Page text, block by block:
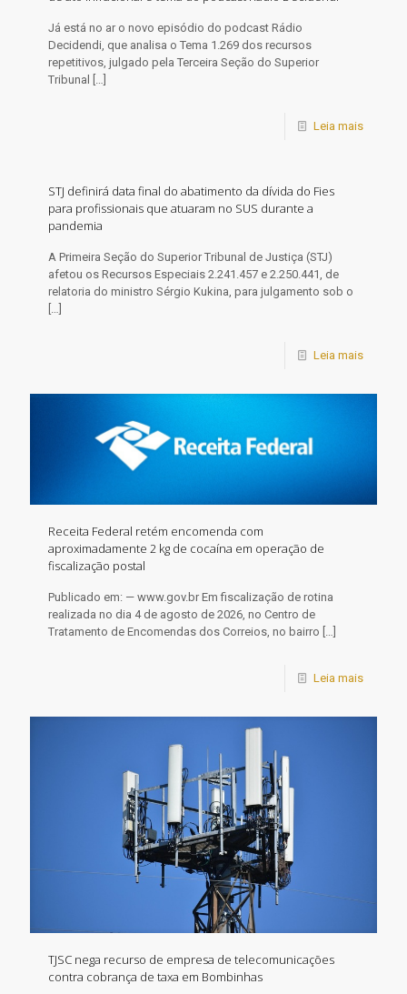
​Já está no ar o novo episódio do podcast Rádio
Decidendi, que analisa o Tema 1.269 dos recursos
repetitivos, julgado pela Terceira Seção do Superior
Tribunal
Leia mais
STJ definirá data final do abatimento da dívida do Fies
para profissionais que atuaram no SUS durante a
pandemia
​A Primeira Seção do Superior Tribunal de Justiça (STJ)
afetou os Recursos Especiais 2.241.457 e 2.250.441, de
relatoria do ministro Sérgio Kukina, para julgamento sob o
Leia mais
Receita Federal retém encomenda com
aproximadamente 2 kg de cocaína em operação de
fiscalização postal
Publicado em: — www.gov.br Em fiscalização de rotina
realizada no dia 4 de agosto de 2026, no Centro de
Tratamento de Encomendas dos Correios, no bairro […]
Leia mais
TJSC nega recurso de empresa de telecomunicações
contra cobrança de taxa em Bombinhas